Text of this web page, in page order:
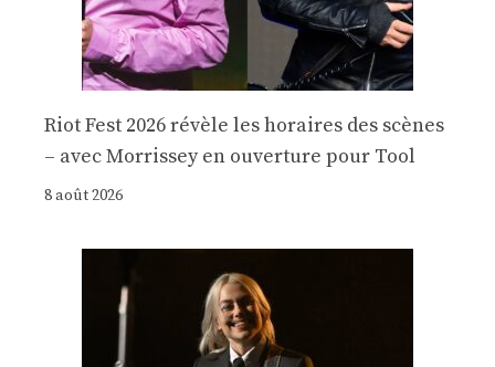
Riot Fest 2026 révèle les horaires des scènes
– avec Morrissey en ouverture pour Tool
8 août 2026